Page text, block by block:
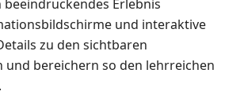
Erlebnis
und interaktive
zu den sichtbaren
und bereichern so den lehrreichen